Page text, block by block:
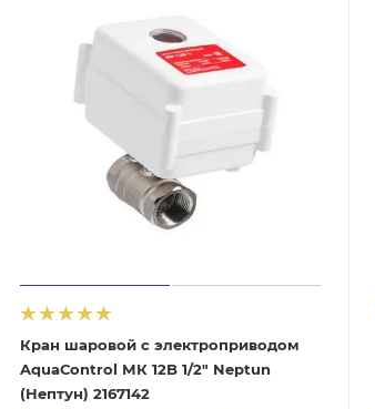
Кран шаровой с электроприводом
AquaСontrol МК 12B 1/2" Neptun
(Нептун) 2167142